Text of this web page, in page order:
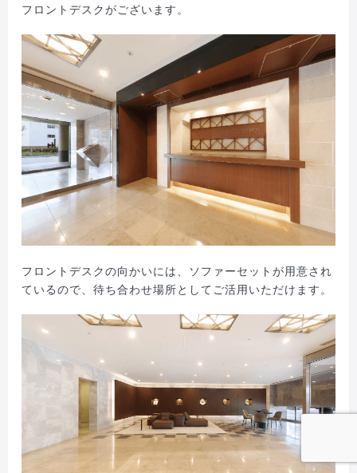
フロントデスクがございます。
フロントデスクの向かいには、ソファーセットが用意され
ているので、待ち合わせ場所としてご活用いただけます。